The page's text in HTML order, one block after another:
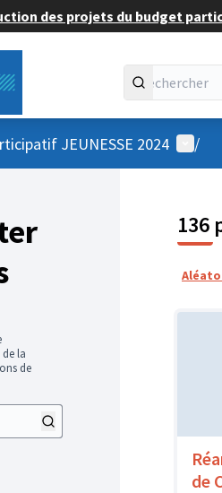
des projets du budget
JEUNESSE 2024 Menu
/
la
de
136
de